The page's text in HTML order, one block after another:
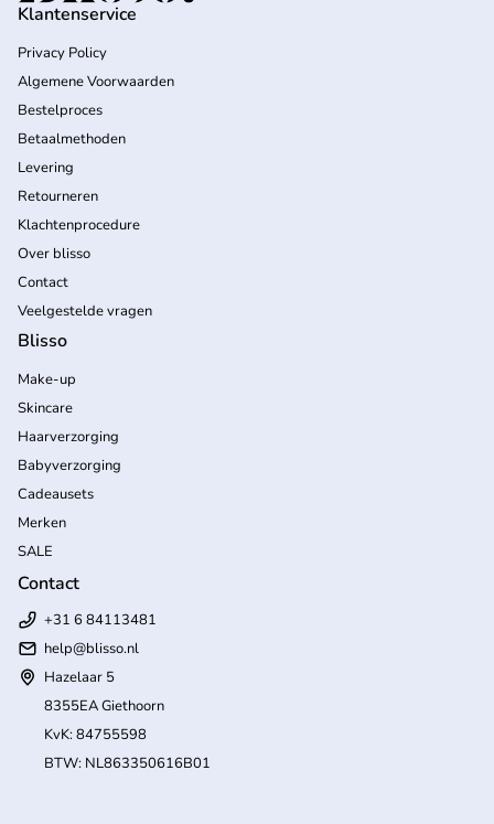
Klantenservice
Privacy Policy
Algemene Voorwaarden
Bestelproces
Betaalmethoden
Levering
Retourneren
Klachtenprocedure
Over blisso
Contact
Veelgestelde vragen
Blisso
Make-up
Skincare
Haarverzorging
Babyverzorging
Cadeausets
Merken
SALE
Contact
+31 6 84113481
help@blisso.nl
Hazelaar 5
8355EA Giethoorn
KvK: 84755598
BTW: NL863350616B01